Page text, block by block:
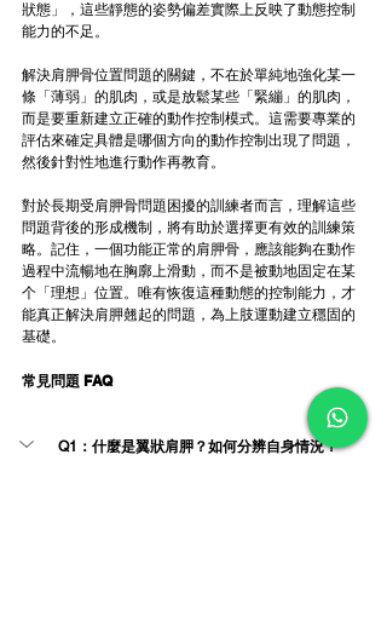
狀態」，這些靜態的姿勢偏差實際上反映了動態控制
能力的不足。
解決肩胛骨位置問題的關鍵，不在於單純地強化某一
條「薄弱」的肌肉，或是放鬆某些「緊繃」的肌肉，
而是要重新建立正確的動作控制模式。這需要專業的
評估來確定具體是哪個方向的動作控制出現了問題，
然後針對性地進行動作再教育。
對於長期受肩胛骨問題困擾的訓練者而言，理解這些
問題背後的形成機制，將有助於選擇更有效的訓練策
略。記住，一個功能正常的肩胛骨，應該能夠在動作
過程中流暢地在胸廓上滑動，而不是被動地固定在某
个「理想」位置。唯有恢復這種動態的控制能力，才
能真正解決肩胛翹起的問題，為上肢運動建立穩固的
基礎。
常見問題 FAQ
Q1：什麼是翼狀肩胛？如何分辨自身情況？